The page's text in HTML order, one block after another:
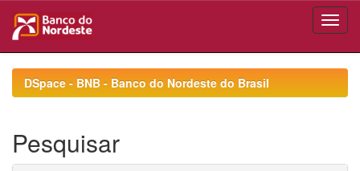
navigationDSpace - BNB - Banco do Nordeste do Brasil
Pesquisar